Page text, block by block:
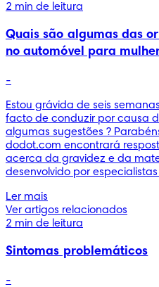
2 min de leitura
Quais são algumas das
no automóvel para
-
Estou grávida de seis
facto de conduzir por causa
algumas sugestões ?
dodot.com encontrará
acerca da gravidez e da
desenvolvido por
Ler mais
Ver artigos relacionados
2 min de leitura
Sintomas problemáticos
-